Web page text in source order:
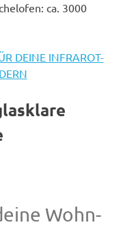
ca. 3000
Wohn-